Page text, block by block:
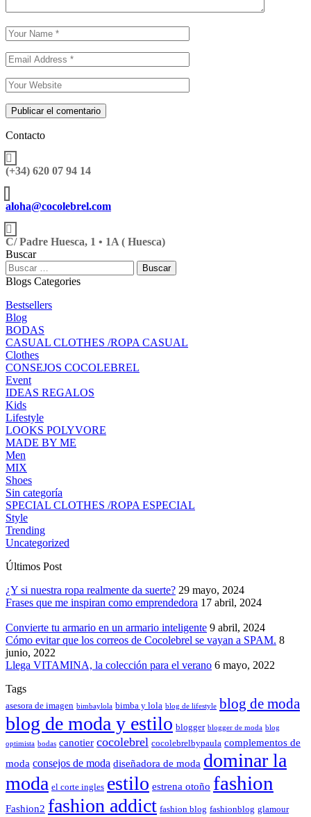
Publicar el comentario
Contacto
(+34) 620 07 94 14
aloha@cocolebrel.com
C/ Padre Huesca, 1 • 1A ( Huesca)
Buscar
Blogs Categories
Bestsellers
Blog
BODAS
CASUAL CLOTHES /ROPA CASUAL
Clothes
CONSEJOS COCOLEBREL
Event
IDEAS REGALOS
Kids
Lifestyle
LOOKS POLYVORE
MADE BY ME
Men
MIX
Shoes
Sin categoría
SPECIAL CLOTHES /ROPA ESPECIAL
Style
Trending
Uncategorized
Últimos Post
¿Y si nuestra ropa realmente da suerte? 29 mayo, 2024
Frases que me inspiran como emprendedora 17 abril, 2024
Convierte tu armario en un armario inteligente 9 abril, 2024
Cómo evitar que los correos de Cocolebrel se vayan a SPAM. 8
junio, 2022
Llega VITAMINA, la colección para el verano 6 mayo, 2022
Tags
asesora de imagen bimbaylola bimba y lola blog de lifestyle blog de moda
blog de moda y estilo blogger blogger de moda blog
optimista bodas canotier cocolebrel cocolebrelbypaula complementos de
moda consejos de moda diseñadora de moda dominar la
moda el corte ingles estilo estrena otoño fashion
Fashion2 fashion addict fashion blog fashionblog glamour